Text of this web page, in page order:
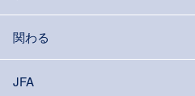
関わる
JFA